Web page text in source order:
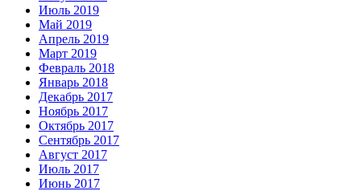
Июль 2019
Май 2019
Апрель 2019
Март 2019
Февраль 2018
Январь 2018
Декабрь 2017
Ноябрь 2017
Октябрь 2017
Сентябрь 2017
Август 2017
Июль 2017
Июнь 2017